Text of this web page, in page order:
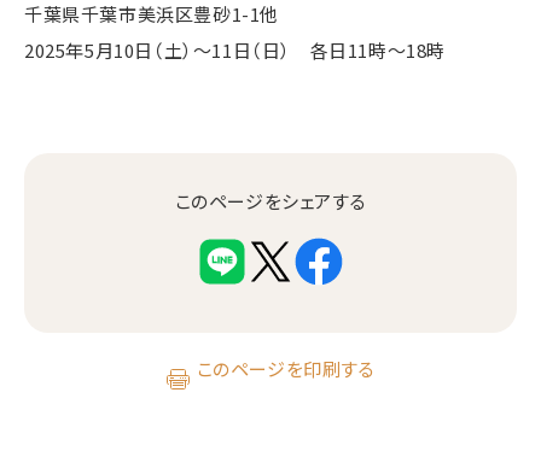
千葉県千葉市美浜区豊砂1-1他
2025年5月10日（土）～11日（日） 各日11時〜18時
このページをシェアする
このページを印刷する